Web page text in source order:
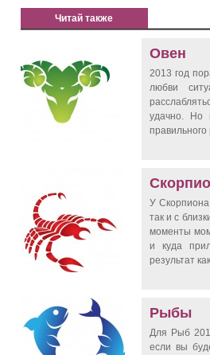
Читай также
Овен
2013 год
любви
удачно. Но
У Скорпиона
так и с
моменты
и куда
результат
Рыбы
Для Рыб
если вы